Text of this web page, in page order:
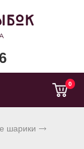
0
шарики